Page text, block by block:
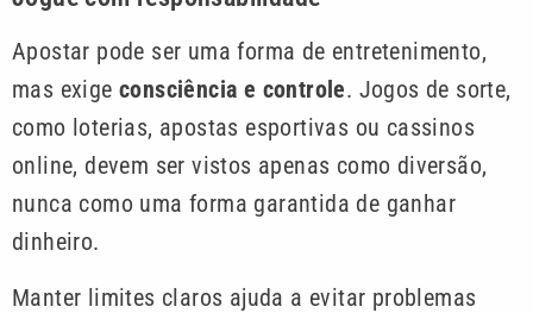
Apostar pode ser uma forma de entretenimento,
mas exigeconsciência e controle. Jogos de sorte,
como loterias, apostas esportivas ou cassinos
online, devem ser vistos apenas como diversão,
nunca como uma forma garantida de ganhar
dinheiro.
Manter limites claros ajuda a evitar problemas